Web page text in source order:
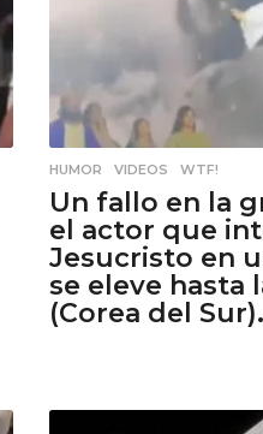
HUMOR ,VIDEOS ,WTF!
Un fallo en la
el actor que
Jesucristo en
se eleve hasta
(Corea del Sur).